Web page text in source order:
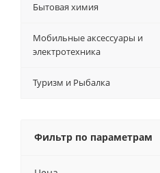
Бытовая химия
Мобильные аксессуары и
электротехника
Туризм и Рыбалка
Фильтр по параметрам